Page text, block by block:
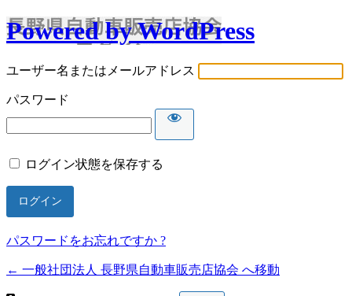
Powered by WordPress
ユーザー名またはメールアドレス
パスワード
ログイン状態を保存する
パスワードをお忘れですか ?
← 一般社団法人 長野県自動車販売店協会 へ移動